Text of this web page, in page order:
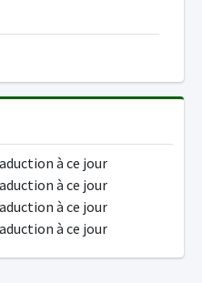
à ce jour
à ce jour
à ce jour
à ce jour